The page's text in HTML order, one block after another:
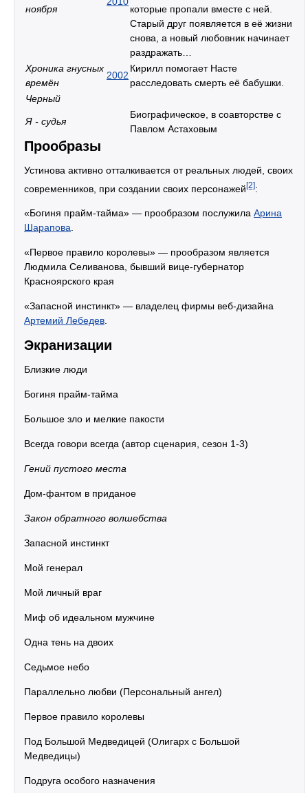
ноября
которые пропали вместе с ней.
Старый друг появляется в её жизни
снова, а новый любовник начинает
раздражать…
Хроника гнусных
времён
2002
Кирилл помогает Насте
расследовать смерть её бабушки.
Черный
Я - судья
Биографическое, в соавторстве с
Павлом Астаховым
Прообразы
Устинова активно отталкивается от реальных людей, своих
современников, при создании своих персонажей[2]:
«Богиня прайм-тайма» — прообразом послужила Арина
Шарапова.
«Первое правило королевы» — прообразом является
Людмила Селиванова, бывший вице-губернатор
Красноярского края
«Запасной инстинкт» — владелец фирмы веб-дизайна
Артемий Лебедев.
Экранизации
Близкие люди
Богиня прайм-тайма
Большое зло и мелкие пакости
Всегда говори всегда (автор сценария, сезон 1-3)
Гений пустого места
Дом-фантом в приданое
Закон обратного волшебства
Запасной инстинкт
Мой генерал
Мой личный враг
Миф об идеальном мужчине
Одна тень на двоих
Седьмое небо
Параллельно любви (Персональный ангел)
Первое правило королевы
Под Большой Медведицей (Олигарх с Большой
Медведицы)
Подруга особого назначения